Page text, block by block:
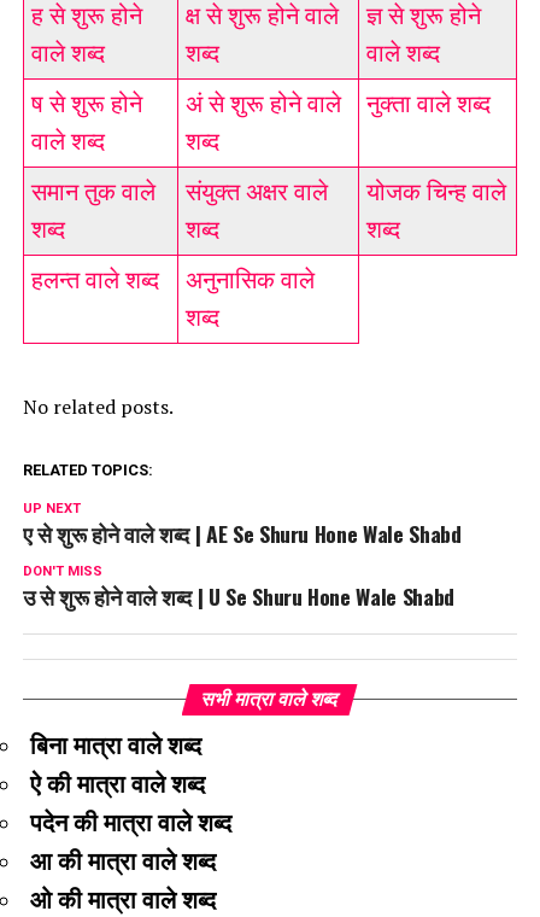
ह से शुरू होने
वाले शब्द
क्ष से शुरू होने वाले
शब्द
ज्ञ से शुरू होने
वाले शब्द
ष से शुरू होने
वाले शब्द
अं से शुरू होने वाले
शब्द
नुक्ता वाले शब्द
समान तुक वाले
शब्द
संयुक्त अक्षर वाले
शब्द
योजक चिन्ह वाले
शब्द
हलन्त वाले शब्द
अनुनासिक वाले
शब्द
No related posts.
RELATED TOPICS:
UP NEXT
ए से शुरू होने वाले शब्द | AE Se Shuru Hone Wale Shabd
DON'T MISS
उ से शुरू होने वाले शब्द | U Se Shuru Hone Wale Shabd
सभी मात्रा वाले शब्द
बिना मात्रा वाले शब्द
ऐ की मात्रा वाले शब्द
पदेन की मात्रा वाले शब्द
आ की मात्रा वाले शब्द
ओ की मात्रा वाले शब्द